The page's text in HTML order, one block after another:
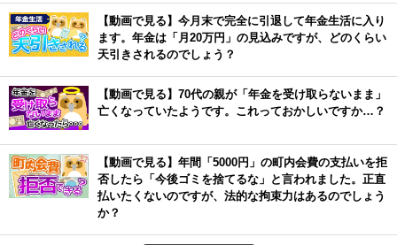
【動画で見る】今月末で完全に引退して年金生活に入り
ます。年金は「月20万円」の見込みですが、どのくらい
天引きされるのでしょう？
【動画で見る】70代の親が「年金を受け取らないまま」
亡くなっていたようです。これっておかしいですか…？
【動画で見る】年間「5000円」の町内会費の支払いを拒
否したら「今後ゴミを捨てるな」と言われました。正直
払いたくないのですが、法的な拘束力はあるのでしょう
か？